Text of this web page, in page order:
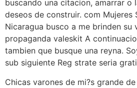
buscando una citacion, amarrar o
deseos de construir. com Mujeres
Nicaragua busco a me brinden su
propaganda valeskit A
tambien que busque una reyna.
sub siguiente Reg strate seria
Chicas varones de mi?s grande